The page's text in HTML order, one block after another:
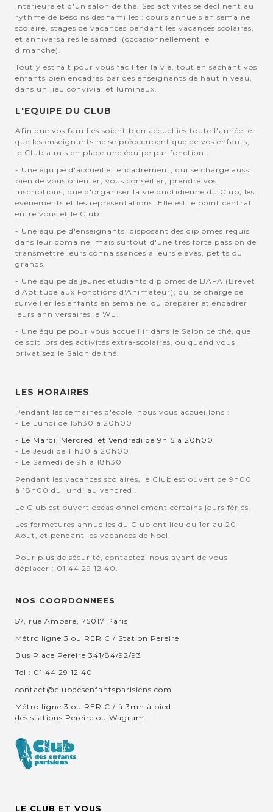
intérieure et d'un salon de thé. Ses activités se déclinent au
rythme de besoins des familles : cours annuels en semaine
scolaire, stages de vacances pendant les vacances scolaires,
et anniversaires le samedi (occasionnellement le
dimanche).
Tout y est fait pour vous faciliter la vie, tout en sachant vos
enfants bien encadrés par des enseignants de haut niveau,
dans un lieu convivial et lumineux.
L'EQUIPE DU CLUB
Afin que vos familles soient bien accuellies toute l'année, et
que les enseignants ne se préoccupent que de vos enfants,
le Club a mis en place une équipe par fonction :
- Une équipe d'accueil et encadrement, qui se charge aussi
bien de vous orienter, vous conseiller, prendre vos
inscriptions, que d'organiser la vie quotidienne du Club, les
évènements et les représentations. Elle est le point central
entre vous et le Club.
- Une équipe d'enseignants, disposant des diplômes requis
dans leur domaine, mais surtout d'une très forte passion de
transmettre leurs connaissances à leurs élèves, petits ou
grands.
- Une équipe de jeunes étudiants diplômés de BAFA (Brevet
d'Aptitude aux Fonctions d'Animateur); qui se charge de
surveiller les enfants en semaine, ou préparer et encadrer
leurs anniversaires le WE.
- Une équipe pour vous accueillir dans le Salon de thé, que
ce soit lors des activités extra-scolaires, ou quand vous
privatisez le Salon de thé.
LES HORAIRES
Pendant les semaines d'école, nous vous accueillons :
- Le Lundi de 15h30 à 20h00
- Le Mardi, Mercredi et Vendredi de 9h15 à 20h00
- Le Jeudi de 11h30 à 20h00
- Le Samedi de 9h à 18h30
Pendant les vacances scolaires, le Club est ouvert de 9h00
à 18h00 du lundi au vendredi.
Le Club est ouvert occasionnellement certains jours fériés.
Les fermetures annuelles du Club ont lieu du 1er au 20
Aout, et pendant les vacances de Noel.
Pour plus de sécurité, contactez-nous avant de vous
déplacer : 01 44 29 12 40.
NOS COORDONNEES
57, rue Ampère, 75017 Paris
Métro ligne 3 ou RER C / Station Pereire
Bus Place Pereire 341/84/92/93
Tel : 01 44 29 12 40
contact@clubdesenfantsparisiens.com
Métro ligne 3 ou RER C / à 3mn à pied
des stations Pereire ou Wagram
LE CLUB ET VOUS